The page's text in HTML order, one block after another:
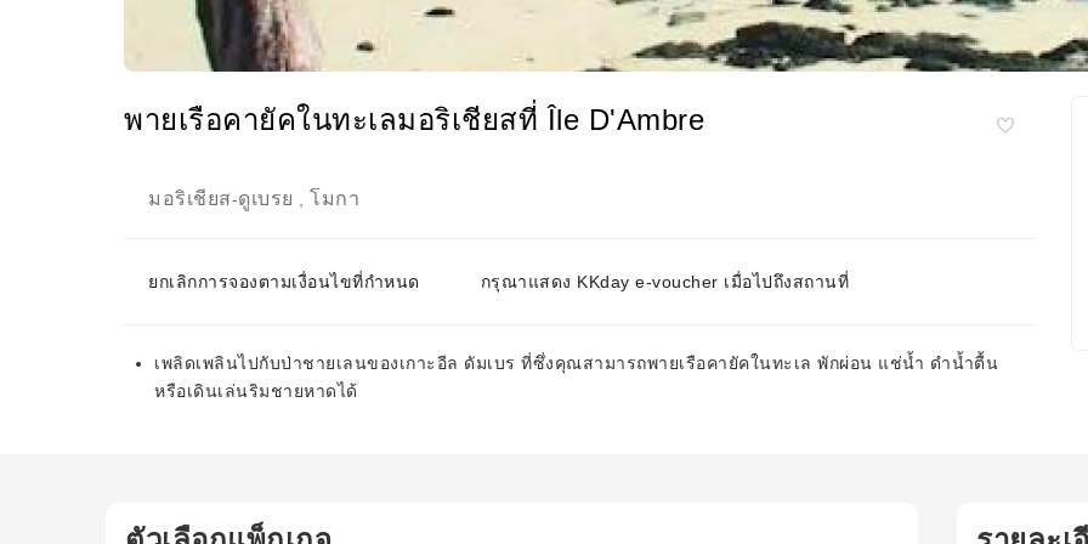
พายเรือคายัคในทะเลมอริเชียสที่ Île D'Ambre
มอริเชียส-ดูเบรย โมกา
ยกเลิกการจองตามเงื่อนไขที่กำหนด กรุณาแสดง KKday e-voucher เมื่อไปถึงสถานที่
เพลิดเพลินไปกับป่าชายเลนของเกาะอีล ดัมเบร ที่ซึ่งคุณสามารถพายเรือคายัคในทะเล พักผ่อน แช่น้ำ ดำน้ำตื้น
หรือเดินเล่นริมชายหาดได้